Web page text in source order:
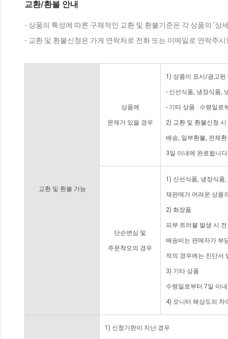
교환/환불 안내
- 상품의 특성에 따른 구체적인 교환 및 환불기준은 각 상품의 '상
- 교환 및 환불신청은 가게 연락처로 전화 또는 이메일로 연락주
교환 및 환불 가능
상품에
문제가 있을 경우
1) 상품이 표시/광고된
- 신선식품, 냉장식품,
- 기타 상품 : 수령일로
2) 교환 및 환불신청
배송, 일부환불, 전체
3일 이내에 완료됩니
단순변심 및
주문착오의 경우
1) 신선식품, 냉장식품
재판매가 어려운 상품
2) 화장품
피부 트러블 발생 시
배송비는 판매자가 부
적의 경우에는 진단서
3) 기타 상품
수령일로부터 7일 이
4) 모니터 해상도의 차
1) 신청기한이 지난 경우